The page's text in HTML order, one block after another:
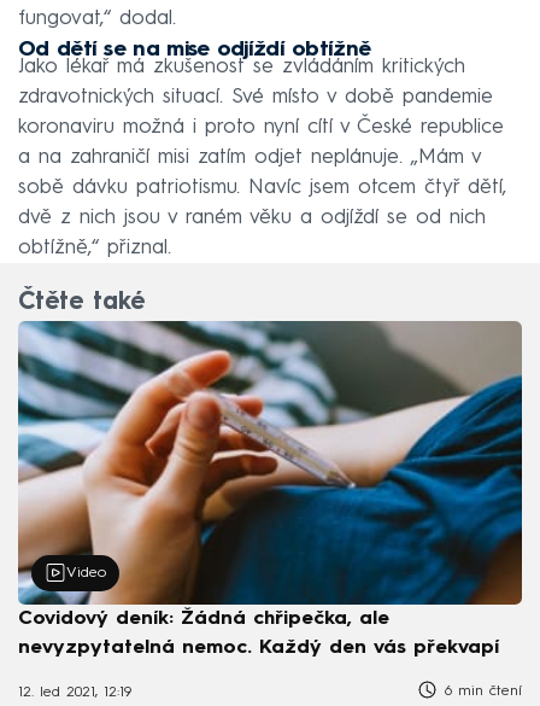
fungovat,“ dodal.
Od dětí se na mise odjíždí obtížně
Jako lékař má zkušenost se zvládáním kritických
zdravotnických situací. Své místo v době pandemie
koronaviru možná i proto nyní cítí v České republice
a na zahraničí misi zatím odjet neplánuje. „Mám v
sobě dávku patriotismu. Navíc jsem otcem čtyř dětí,
dvě z nich jsou v raném věku a odjíždí se od nich
obtížně,“ přiznal.
Čtěte také
Video
Covidový deník: Žádná chřipečka, ale
nevyzpytatelná nemoc. Každý den vás překvapí
12. led 2021, 12:19 6 min čtení